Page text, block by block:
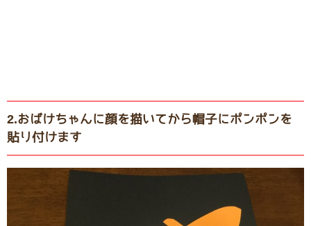
2.おばけちゃんに顔を描いてから帽子にポンポンを
貼り付けます